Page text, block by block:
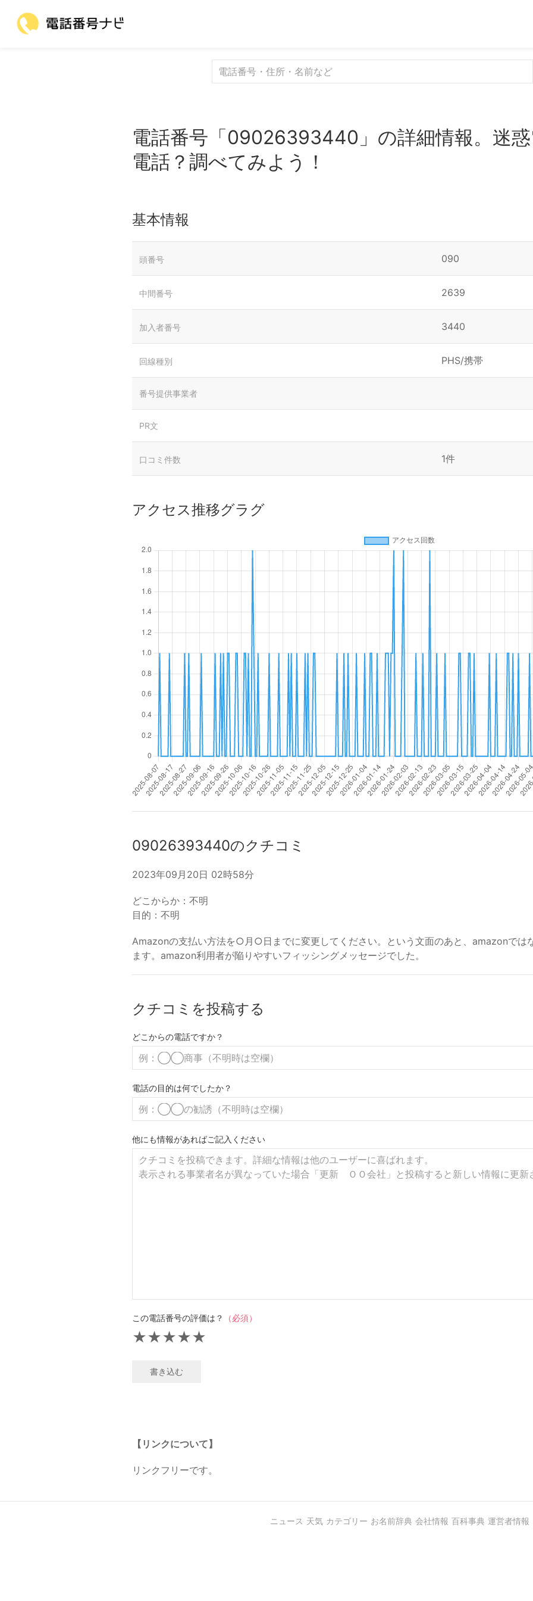
電話番号「09026393440」の詳細情報。迷
電話？調べてみよう！
基本情報
頭番号 090
中間番号 2639
加入者番号 3440
回線種別 PHS/携帯
番号提供事業者
PR文
口コミ件数 1件
アクセス推移グラグ
09026393440のクチコミ
2023年09月20日 02時58分
どこからか：不明
目的：不明
Amazonの支払い方法を○月○日までに変更してください。という文面のあと、amazonでは
ます。amazon利用者が陥りやすいフィッシングメッセージでした。
クチコミを投稿する
どこからの電話ですか？
電話の目的は何でしたか？
他にも情報があればご記入ください
この電話番号の評価は？ （必須）
★
★
★
★
★
書き込む
【リンクについて】
リンクフリーです。
ニュース 天気 カテゴリー お名前辞典 会社情報 百科事典 運営者情報